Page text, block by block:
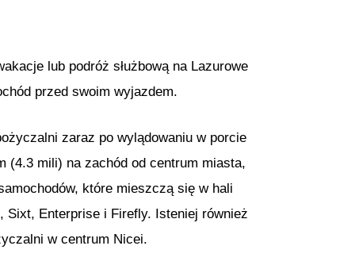
lub podróż służbową na Lazurowe
przed swoim wyjazdem.
zaraz po wylądowaniu w porcie
(4.3 mili) na zachód od centrum miasta,
które mieszczą się w hali
Sixt, Enterprise i Firefly. Isteniej również
w centrum Nicei.